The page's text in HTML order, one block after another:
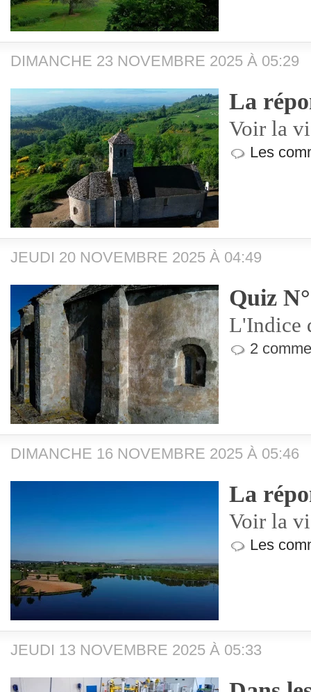
DIMANCHE 23 NOVEMBRE 2025 À 05:29
La
Voir la
Les
JEUDI 20 NOVEMBRE 2025 À 04:49
Quiz
L'Indice
2
DIMANCHE 16 NOVEMBRE 2025 À 05:46
La
Voir la
Les
JEUDI 13 NOVEMBRE 2025 À 05:33